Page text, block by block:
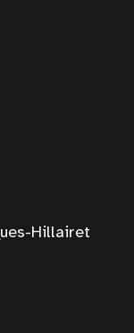
Hillairet